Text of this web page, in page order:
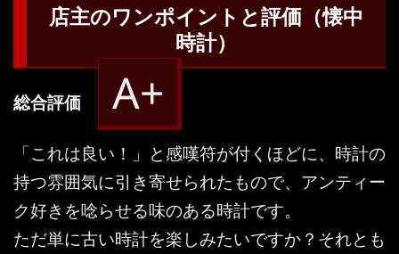
店主のワンポイントと評価（懐中
時計）
総合評価 A+
「これは良い！」と感嘆符が付くほどに、時計の
持つ雰囲気に引き寄せられたもので、アンティー
ク好きを唸らせる味のある時計です。
ただ単に古い時計を楽しみたいですか？それとも